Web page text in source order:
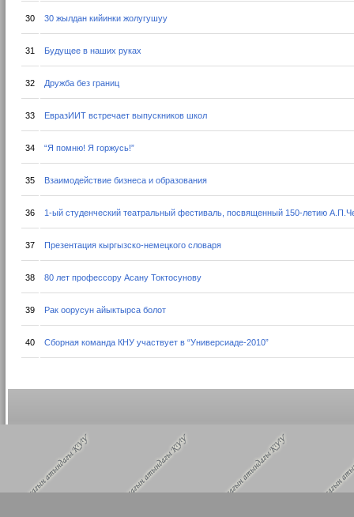
30 30 жылдан кийинки жолугушуу
31 Будущее в наших руках
32 Дружба без границ
33 ЕвразИИТ встречает выпускников школ
34 “Я помню! Я горжусь!”
35 Взаимодействие бизнеса и образования
36 1-ый студенческий театральный фестиваль, посвященный 150-летию
37 Презентация кыргызско-немецкого словаря
38 80 лет профессору Асану Токтосунову
39 Рак оорусун айыктырса болот
40 Сборная команда КНУ участвует в “Универсиаде-2010”